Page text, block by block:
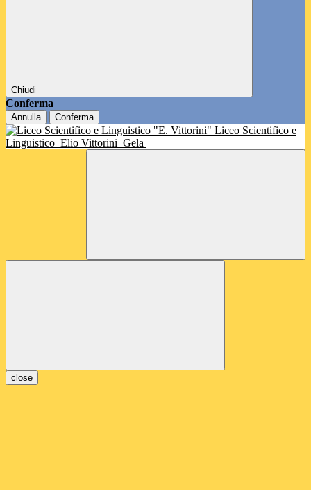
Chiudi
Conferma
Annulla Conferma
Liceo Scientifico e
Linguistico Elio Vittorini Gela
close